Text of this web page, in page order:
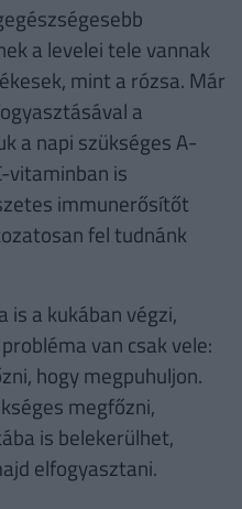
a levelei tele vannak
mint a rózsa. Már
a
a napi szükséges A-
vitaminban is
immunerősítőt
fel tudnánk
is a kukában végzi,
van csak vele:
hogy megpuhuljon.
megfőzni,
is belekerülhet,
elfogyasztani.